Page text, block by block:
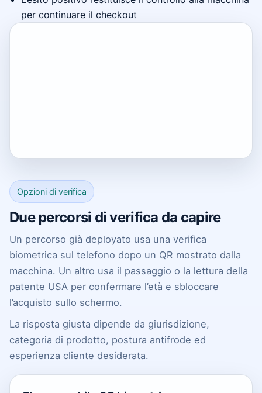
per continuare il checkout
Opzioni di verifica
Due percorsi di verifica da capire
Un percorso già deployato usa una verifica
biometrica sul telefono dopo un QR mostrato dalla
macchina. Un altro usa il passaggio o la lettura della
patente USA per confermare l’età e sbloccare
l’acquisto sullo schermo.
La risposta giusta dipende da giurisdizione,
categoria di prodotto, postura antifrode ed
esperienza cliente desiderata.